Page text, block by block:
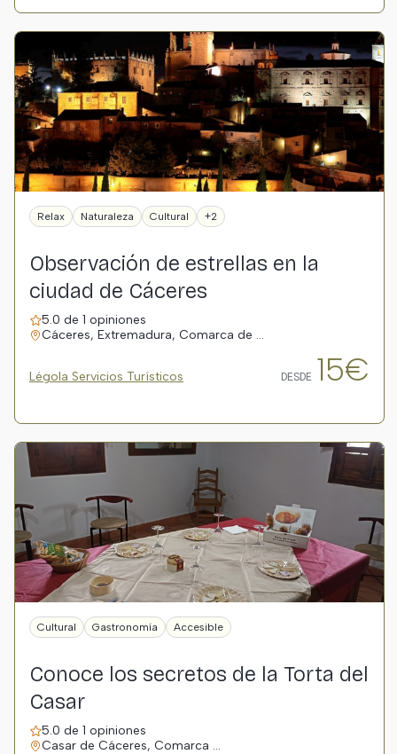
Relax Naturaleza Cultural +2
Observación de estrellas en la
ciudad de Cáceres
5.0 de 1 opiniones
Cáceres, Extremadura, Comarca de …
Légola Servicios Turísticos DESDE 15€
Cultural Gastronomía Accesible
Conoce los secretos de la Torta del
Casar
5.0 de 1 opiniones
Casar de Cáceres, Comarca …